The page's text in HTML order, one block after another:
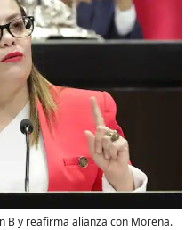
B y reafirma alianza con Morena.